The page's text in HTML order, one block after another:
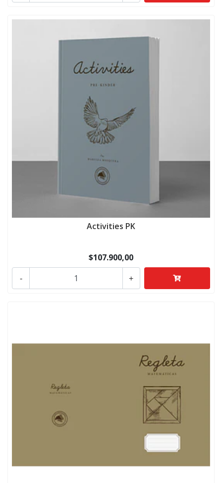
Activities PK
$107.900,00
+
-